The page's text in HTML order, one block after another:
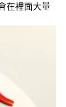
在裡面大量